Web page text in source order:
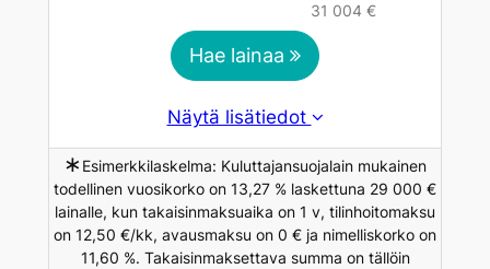
31 004 €
Hae lainaa
Näytä lisätiedot
∗ Esimerkkilaskelma: Kuluttajansuojalain mukainen
todellinen vuosikorko on 13,27 % laskettuna 29 000 €
lainalle, kun takaisinmaksuaika on 1 v, tilinhoitomaksu
on 12,50 €/kk, avausmaksu on 0 € ja nimelliskorko on
11,60 %. Takaisinmaksettava summa on tällöin